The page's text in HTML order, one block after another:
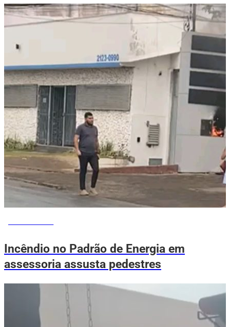
Incêndio no Padrão de Energia em
assessoria assusta pedestres